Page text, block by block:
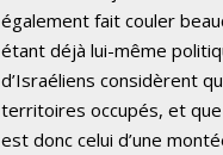
également fait couler
étant déjà lui-même
d’Israéliens considèrent
territoires occupés, et que
est donc celui d’une